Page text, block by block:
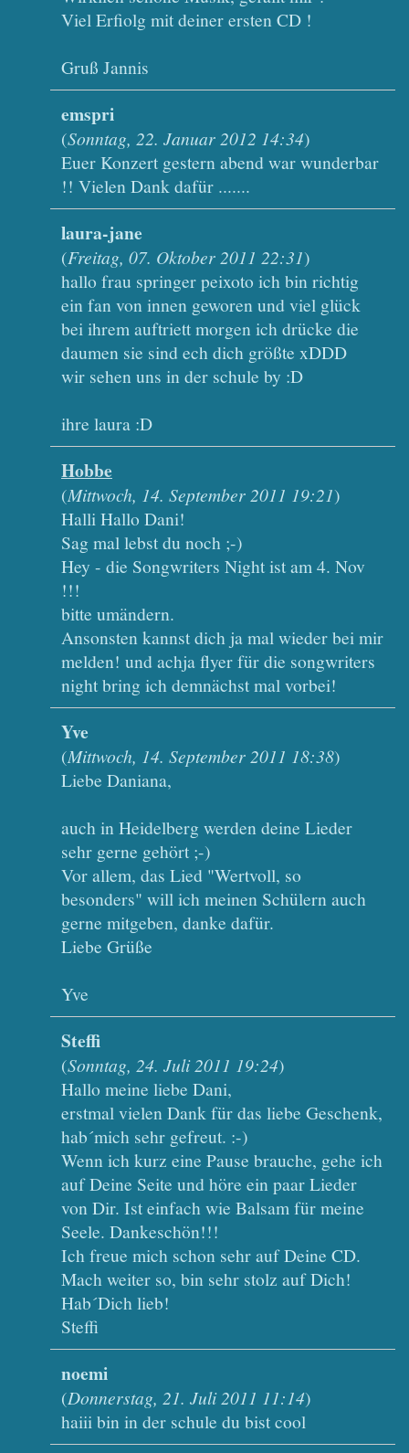
Viel Erfiolg mit deiner ersten CD !
Gruß Jannis
emspri
(Sonntag, 22. Januar 2012 14:34)
Euer Konzert gestern abend war wunderbar
!! Vielen Dank dafür .......
laura-jane
(Freitag, 07. Oktober 2011 22:31)
hallo frau springer peixoto ich bin richtig
ein fan von innen geworen und viel glück
bei ihrem auftriett morgen ich drücke die
daumen sie sind ech dich größte xDDD
wir sehen uns in der schule by :D
ihre laura :D
Hobbe
(Mittwoch, 14. September 2011 19:21)
Halli Hallo Dani!
Sag mal lebst du noch ;-)
Hey - die Songwriters Night ist am 4. Nov
!!!
bitte umändern.
Ansonsten kannst dich ja mal wieder bei mir
melden! und achja flyer für die songwriters
night bring ich demnächst mal vorbei!
Yve
(Mittwoch, 14. September 2011 18:38)
Liebe Daniana,
auch in Heidelberg werden deine Lieder
sehr gerne gehört ;-)
Vor allem, das Lied "Wertvoll, so
besonders" will ich meinen Schülern auch
gerne mitgeben, danke dafür.
Liebe Grüße
Yve
Steffi
(Sonntag, 24. Juli 2011 19:24)
Hallo meine liebe Dani,
erstmal vielen Dank für das liebe Geschenk,
hab´mich sehr gefreut. :-)
Wenn ich kurz eine Pause brauche, gehe ich
auf Deine Seite und höre ein paar Lieder
von Dir. Ist einfach wie Balsam für meine
Seele. Dankeschön!!!
Ich freue mich schon sehr auf Deine CD.
Mach weiter so, bin sehr stolz auf Dich!
Hab´Dich lieb!
Steffi
noemi
(Donnerstag, 21. Juli 2011 11:14)
haiii bin in der schule du bist cool